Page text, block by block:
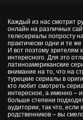
Каждый из нас смотрит
онлайн на различных
телесериалы попросту
практически одни и те же
И вот поэтому зрителям
интересного. Для это
латиноамериканские
внимание на то, что на
турецкие сериалы в
кто любит смотреть
интересное, а именно –
больше степени
аудитории, так что, если
родственников – вы